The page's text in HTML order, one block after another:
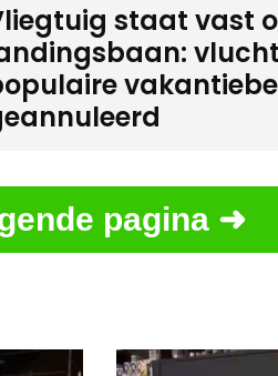
staat vast
pagina ➜